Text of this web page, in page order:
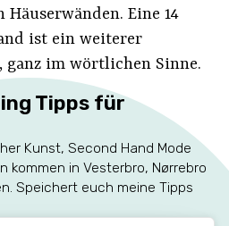
Eine 14
ist ein weiterer
ganz im wörtlichen Sinne.
Tipps für
Kunst, Second Hand Mode
kommen in Vesterbro, Nørrebro
Speichert euch meine Tipps